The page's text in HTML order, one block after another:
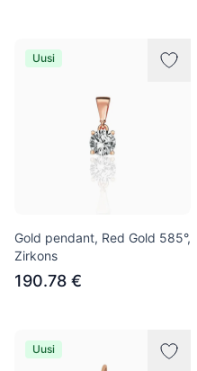
Uusi
Gold pendant, Red Gold 585°,
Zirkons
190.78 €
Uusi